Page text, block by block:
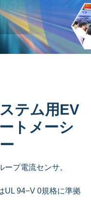
テム用EV
トメーシ
プ電流センサ。
UL 94−V 0規格に準拠